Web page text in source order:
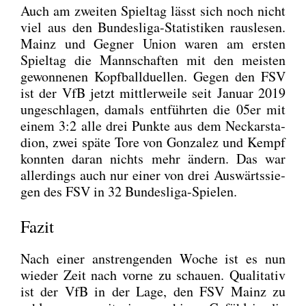
Auch am zwei­ten Spiel­tag lässt sich noch nicht
viel aus den Bun­des­li­ga-Sta­tis­ti­ken raus­le­sen.
Mainz und Geg­ner Uni­on waren am ers­ten
Spiel­tag die Mann­schaf­ten mit den meis­ten
gewon­ne­nen Kopf­ball­du­el­len. Gegen den FSV
ist der VfB jetzt mitt­ler­wei­le seit Janu­ar 2019
unge­schla­gen, damals ent­führ­ten die 05er mit
einem 3:2 alle drei Punk­te aus dem Neckar­sta­
di­on, zwei spä­te Tore von Gon­za­lez und Kempf
konn­ten dar­an nichts mehr ändern. Das war
aller­dings auch nur einer von drei Aus­wärts­sie­
gen des FSV in 32 Bun­des­li­ga-Spie­len.
Fazit
Nach einer anstren­gen­den Woche ist es nun
wie­der Zeit nach vor­ne zu schau­en. Qua­li­ta­tiv
ist der VfB in der Lage, den FSV Mainz zu